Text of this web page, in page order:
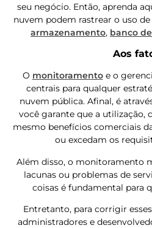
seu negócio. Então, aprenda
nuvem podem rastrear o uso
armazenamento, banco
Aos
O monitoramentoe o
centrais para qualquer
nuvem pública. Afinal, é
você garante que a utilização,
mesmo benefícios comerciais
ou excedam os
Além disso, o monitoramento
lacunas ou problemas de
coisas é fundamental para
Entretanto, para corrigir
administradores e